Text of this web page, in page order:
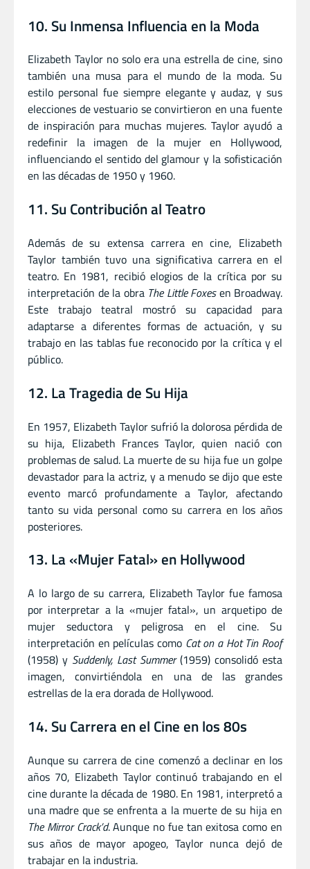
10. Su Inmensa Influencia en la Moda
Elizabeth Taylor no solo era una estrella de cine, sino
también una musa para el mundo de la moda. Su
estilo personal fue siempre elegante y audaz, y sus
elecciones de vestuario se convirtieron en una fuente
de inspiración para muchas mujeres. Taylor ayudó a
redefinir la imagen de la mujer en Hollywood,
influenciando el sentido del glamour y la sofisticación
en las décadas de 1950 y 1960.
11. Su Contribución al Teatro
Además de su extensa carrera en cine, Elizabeth
Taylor también tuvo una significativa carrera en el
teatro. En 1981, recibió elogios de la crítica por su
interpretación de la obra The Little Foxesen Broadway.
Este trabajo teatral mostró su capacidad para
adaptarse a diferentes formas de actuación, y su
trabajo en las tablas fue reconocido por la crítica y el
público.
12. La Tragedia de Su Hija
En 1957, Elizabeth Taylor sufrió la dolorosa pérdida de
su hija, Elizabeth Frances Taylor, quien nació con
problemas de salud. La muerte de su hija fue un golpe
devastador para la actriz, y a menudo se dijo que este
evento marcó profundamente a Taylor, afectando
tanto su vida personal como su carrera en los años
posteriores.
13. La «Mujer Fatal» en Hollywood
A lo largo de su carrera, Elizabeth Taylor fue famosa
por interpretar a la «mujer fatal», un arquetipo de
mujer seductora y peligrosa en el cine. Su
interpretación en películas como Cat on a Hot Tin Roof
(1958) y Suddenly, Last Summer(1959) consolidó esta
imagen, convirtiéndola en una de las grandes
estrellas de la era dorada de Hollywood.
14. Su Carrera en el Cine en los 80s
Aunque su carrera de cine comenzó a declinar en los
años 70, Elizabeth Taylor continuó trabajando en el
cine durante la década de 1980. En 1981, interpretó a
una madre que se enfrenta a la muerte de su hija en
The Mirror Crack’d. Aunque no fue tan exitosa como en
sus años de mayor apogeo, Taylor nunca dejó de
trabajar en la industria.